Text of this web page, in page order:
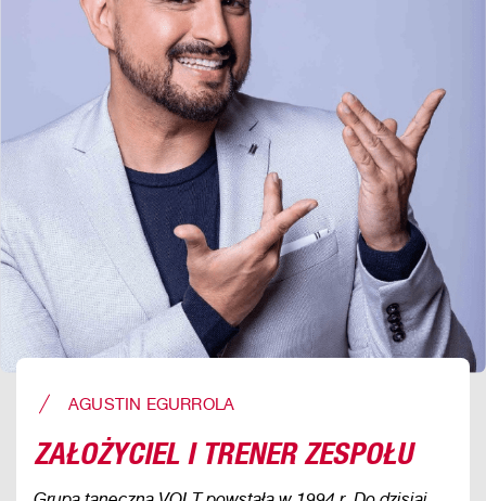
AGUSTIN EGURROLA
ZAŁOŻYCIEL I TRENER ZESPOŁU